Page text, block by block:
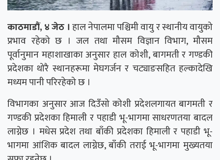
काठमाडौं, ४ जेठ ।हाल नेपालमा पश्चिमी वायु र स्थानीय वायुको
प्रभाव रहेको छ । जल तथा मौसम विज्ञान विभाग, मौसम
पूर्वानुमान महाशाखाका अनुसार हाल कोशी, बागमती र गण्डकी
प्रदेशका थोरै स्थानहरूमा मेघगर्जन र चट्याङसहित हल्कादेखि
मध्यम पानी परिरहेको छ ।
विभागका अनुसार आज दिउँसो कोशी प्रदेशलगायत बागमती र
गण्डकी प्रदेशका हिमाली र पहाडी भू-भागमा साधरणतया बादल
लाग्नेछ । मधेस प्रदेश तथा बाँकी प्रदेशका हिमाली र पहाडी भू-
भागमा आंशिक बादल लाग्नेछ, बाँकी तराई भू-भागमा मुख्यतया